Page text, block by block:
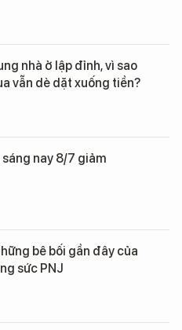
nhà ở lập đỉnh, vì sao
vẫn dè dặt xuống tiền?
sáng nay 8/7 giảm
bê bối gần đây của
sức PNJ